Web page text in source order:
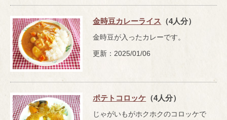
金時豆カレーライス （4人分）
金時豆が入ったカレーです。
更新：2025/01/06
ポテトコロッケ （4人分）
じゃがいもがホクホクのコロッケで